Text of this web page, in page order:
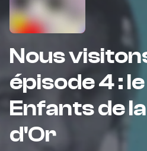
Nous
épisode 4 :
Enfants de
d'Or